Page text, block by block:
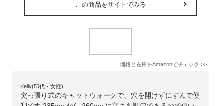
この商品をサイトでみる
価格と在庫をAmazonでチェック >>
Kelly(50代・女性)
突っ張り式のキャットウォークで、穴を開けずにすんで便